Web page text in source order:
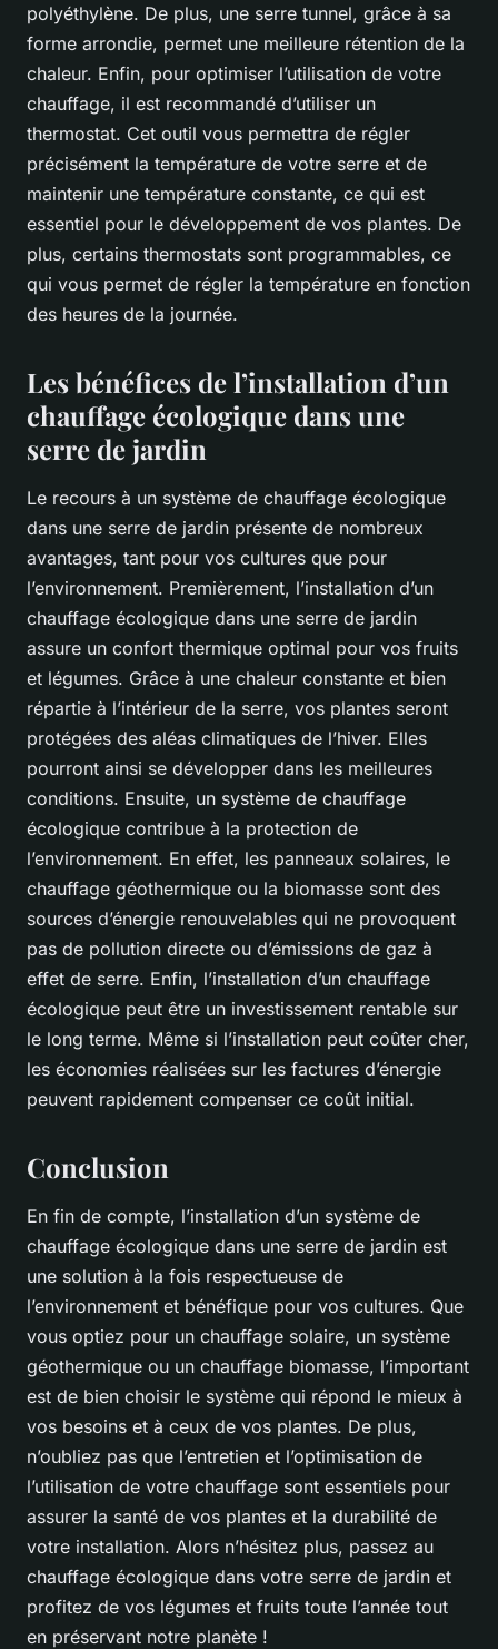
polyéthylène. De plus, une serre tunnel, grâce à sa
forme arrondie, permet une meilleure rétention de la
chaleur. Enfin, pour optimiser l’utilisation de votre
chauffage, il est recommandé d’utiliser un
thermostat. Cet outil vous permettra de régler
précisément la température de votre serre et de
maintenir une température constante, ce qui est
essentiel pour le développement de vos plantes. De
plus, certains thermostats sont programmables, ce
qui vous permet de régler la température en fonction
des heures de la journée.
Les bénéfices de l’installation d’un
chauffage écologique dans une
serre de jardin
Le recours à un système de chauffage écologique
dans une serre de jardin présente de nombreux
avantages, tant pour vos cultures que pour
l’environnement. Premièrement, l’installation d’un
chauffage écologique dans une serre de jardin
assure un confort thermique optimal pour vos fruits
et légumes. Grâce à une chaleur constante et bien
répartie à l’intérieur de la serre, vos plantes seront
protégées des aléas climatiques de l’hiver. Elles
pourront ainsi se développer dans les meilleures
conditions. Ensuite, un système de chauffage
écologique contribue à la protection de
l’environnement. En effet, les panneaux solaires, le
chauffage géothermique ou la biomasse sont des
sources d’énergie renouvelables qui ne provoquent
pas de pollution directe ou d’émissions de gaz à
effet de serre. Enfin, l’installation d’un chauffage
écologique peut être un investissement rentable sur
le long terme. Même si l’installation peut coûter cher,
les économies réalisées sur les factures d’énergie
peuvent rapidement compenser ce coût initial.
Conclusion
En fin de compte, l’installation d’un système de
chauffage écologique dans une serre de jardin est
une solution à la fois respectueuse de
l’environnement et bénéfique pour vos cultures. Que
vous optiez pour un chauffage solaire, un système
géothermique ou un chauffage biomasse, l’important
est de bien choisir le système qui répond le mieux à
vos besoins et à ceux de vos plantes. De plus,
n’oubliez pas que l’entretien et l’optimisation de
l’utilisation de votre chauffage sont essentiels pour
assurer la santé de vos plantes et la durabilité de
votre installation. Alors n’hésitez plus, passez au
chauffage écologique dans votre serre de jardin et
profitez de vos légumes et fruits toute l’année tout
en préservant notre planète !